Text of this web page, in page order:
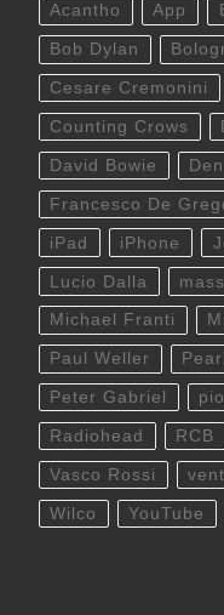
Acantho App
Bob Dylan
Cesare Cremonini
Counting Crows
David Bowie
Francesco De
iPad iPhone
Lucio Dalla
Michael Franti
Paul Weller
Peter Gabriel
Radiohead RCB
Vasco Rossi
Wilco YouTube